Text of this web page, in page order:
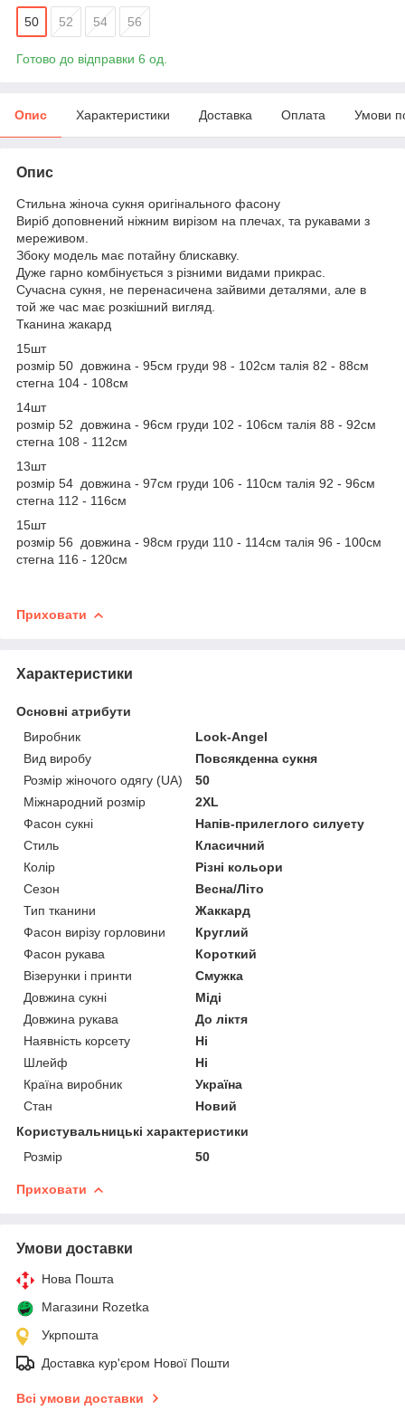
50 52 54 56
Готово до відправки 6 од.
Опис Характеристики Доставка Оплата Умови
Опис
Стильна жіноча сукня оригінального фасону
Виріб доповнений ніжним вирізом на плечах, та рукавами з
мереживом.
Збоку модель має потайну блискавку.
Дуже гарно комбінується з різними видами прикрас.
Сучасна сукня, не перенасичена зайвими деталями, але в
той же час має розкішний вигляд.
Тканина жакард
15шт
розмір 50 довжина - 95см груди 98 - 102см талія 82 - 88см
стегна 104 - 108см
14шт
розмір 52 довжина - 96см груди 102 - 106см талія 88 - 92см
стегна 108 - 112см
13шт
розмір 54 довжина - 97см груди 106 - 110см талія 92 - 96см
стегна 112 - 116см
15шт
розмір 56 довжина - 98см груди 110 - 114см талія 96 - 100см
стегна 116 - 120см
Приховати
Характеристики
Основні атрибути
Виробник
Look-Angel
Вид виробу
Повсякденна сукня
Розмір жіночого одягу (UA)
50
Міжнародний розмір
2XL
Фасон сукні
Напів-прилеглого силуету
Стиль
Класичний
Колір
Різні кольори
Сезон
Весна/Літо
Тип тканини
Жаккард
Фасон вирізу горловини
Круглий
Фасон рукава
Короткий
Візерунки і принти
Смужка
Довжина сукні
Міді
Довжина рукава
До ліктя
Наявність корсету
Ні
Шлейф
Ні
Країна виробник
Україна
Стан
Новий
Користувальницькі характеристики
Розмір
50
Приховати
Умови доставки
Нова Пошта
Магазини Rozetka
Укрпошта
Доставка кур'єром Нової Пошти
Всі умови доставки